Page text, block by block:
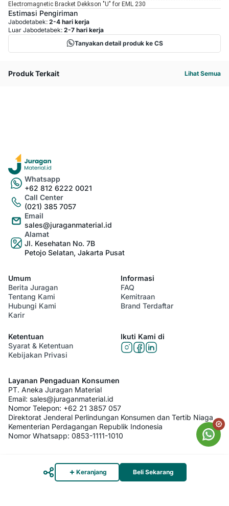
Electromagnetic Bracket Dekkson "U" for EML 230
Estimasi Pengiriman
Jabodetabek: 2-4 hari kerja
Luar Jabodetabek: 2-7 hari kerja
Tanyakan detail produk ke CS
Produk Terkait Lihat Semua
Whatsapp
+62 812 6222 0021
Call Center
(021) 385 7057
Email
sales@juraganmaterial.id
Alamat
Jl. Kesehatan No. 7B
Petojo Selatan, Jakarta Pusat
Umum
Berita Juragan
Tentang Kami
Hubungi Kami
Karir
Informasi
FAQ
Kemitraan
Brand Terdaftar
Ketentuan
Syarat & Ketentuan
Kebijakan Privasi
Ikuti Kami di
Layanan Pengaduan Konsumen
PT. Aneka Juragan Material
Email: sales@juraganmaterial.id
Nomor Telepon: +62 21 3857 057
Direktorat Jenderal Perlindungan Konsumen dan Tertib Niaga
Kementerian Perdagangan Republik Indonesia
Nomor Whatsapp: 0853-1111-1010
Keranjang Beli Sekarang